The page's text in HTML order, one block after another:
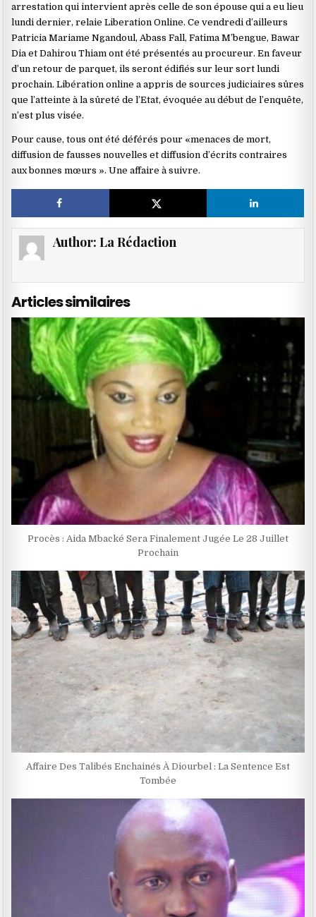
arrestation qui intervient après celle de son épouse qui a eu lieu
lundi dernier, relaie Liberation Online. Ce vendredi d’ailleurs
Patricia Mariame Ngandoul, Abass Fall, Fatima M’bengue, Bawar
Dia et Dahirou Thiam ont été présentés au procureur. En faveur
d’un retour de parquet, ils seront édifiés sur leur sort lundi
prochain. Libération online a appris de sources judiciaires sûres
que l’atteinte à la sûreté de l’Etat, évoquée au début de l’enquête,
n’est plus visée.
Pour cause, tous ont été déférés pour «menaces de mort,
diffusion de fausses nouvelles et diffusion d’écrits contraires
aux bonnes mœurs ». Une affaire à suivre.
Author: La Rédaction
Articles similaires
Procès : Aida Mbacké Sera Finalement Jugée Le 28 Juillet
Prochain
Affaire Des Talibés Enchainés À Diourbel : La Sentence Est
Tombée